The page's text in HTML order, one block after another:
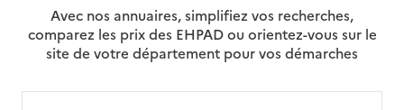
Avec nos annuaires, simplifiez vos recherches,
comparez les prix des EHPAD ou orientez-vous sur le
site de votre département pour vos démarches